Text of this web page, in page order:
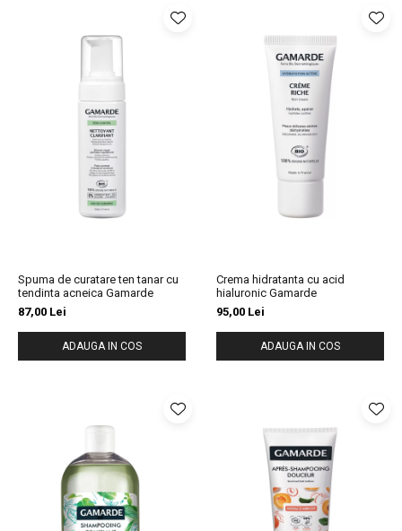
Spuma de curatare ten tanar cu
tendinta acneica Gamarde
87,00 Lei
ADAUGA IN COS
Crema hidratanta cu acid
hialuronic Gamarde
95,00 Lei
ADAUGA IN COS